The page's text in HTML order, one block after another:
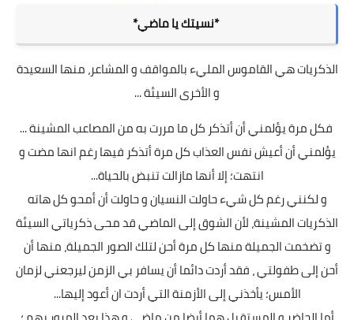
*نسيتك يا ماضي*
الذكريات هي القاموس المليء بالمواقف و المشاعر، منها السعيدة
و الأخرى السيئة ...
فكل مرة يؤلمني أن أتذكر كل ما مررت به من المصاعب المشينة ...
يؤلمني أن أعيش نفس العذاب كل مرة أتذكر فيها رغم انها مضت و
انتهت؛ إلا أنها مازالت تنبض بالحياة...
و لكنني رغم كل شيء حاولت النسيان و حاولت أن أمحو كل هاته
الذكريات المشينة، لأن الشوق إلى الماضي قد محى ذكرياتي السيئة
و تضخمت الجميلة منها كل مرة أحن لتلك الصور الجميلة، منها أن
أحن إلى طفولتي ، فقد أردت دائما أن يسافر بي الزمن ليرجعني لزمان
الأمس؛ يأخذني إلى الأزمنة التي أردت ان أعود إليها...